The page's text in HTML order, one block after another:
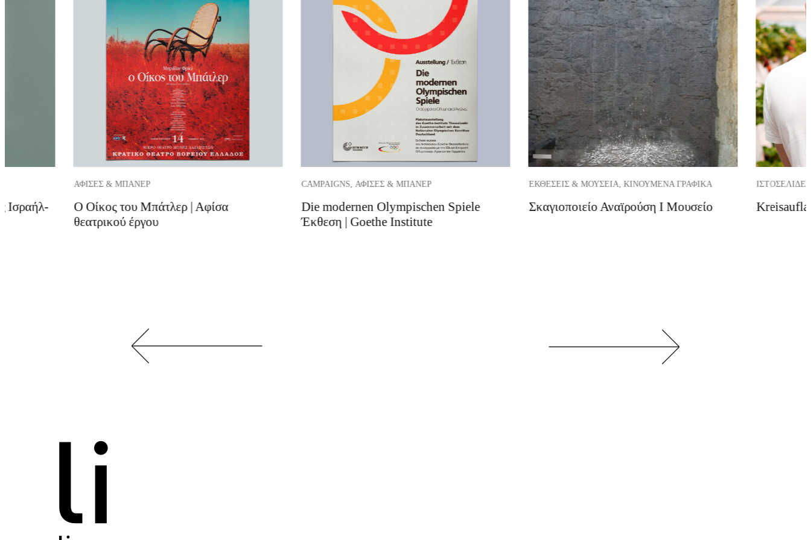
Ισραήλ-
ΑΦΊΣΕΣ & ΜΠΆΝΕΡ
Ο Οίκος του Μπάτλερ | Αφίσα
θεατρικού έργου
CAMPAIGNS, ΑΦΊΣΕΣ & ΜΠΆΝΕΡ
Die modernen Olympischen Spiele
Έκθεση | Goethe Institute
ΕΚΘΈΣΕΙΣ & ΜΟΥΣΕΊΑ, ΚΙΝΟΎΜΕΝΑ ΓΡΑΦΙΚΆ
Σκαγιοποιείο Αναϊρούση I Μουσείο
ΙΣΤΟΣΕΛΊΔΕΣ